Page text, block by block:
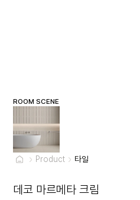
ROOM SCENE
Product 타일
데코 마르메타 크림